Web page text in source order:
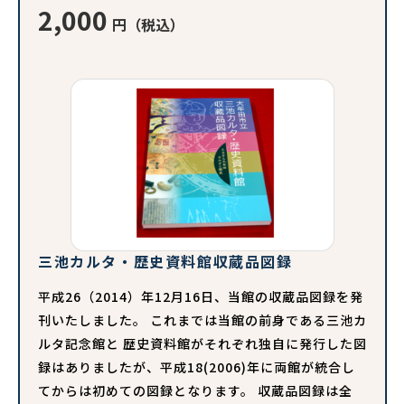
2,000 円（税込）
三池カルタ・歴史資料館収蔵品図録
平成26（2014）年12月16日、当館の収蔵品図録を発
刊いたしました。 これまでは当館の前身である三池カ
ルタ記念館と 歴史資料館がそれぞれ独自に発行した図
録はありましたが、平成18(2006)年に両館が統合し
てからは初めての図録となります。 収蔵品図録は全